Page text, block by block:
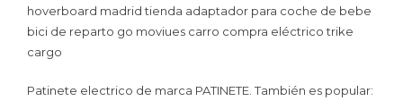
hoverboard madrid tienda adaptador para coche de bebe
bici de reparto go moviues carro compra eléctrico trike
cargo
Patinete electrico de marca PATINETE. También es popular: